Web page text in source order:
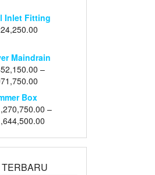
Inlet Fitting
Maindrain
–
Box
–